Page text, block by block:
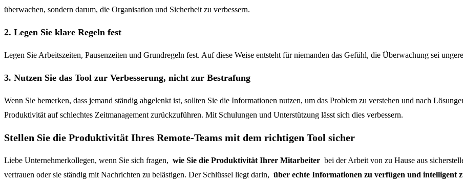
überwachen, sondern darum, die Organisation und Sicherheit zu verbessern.
2. Legen Sie klare Regeln fest
Legen Sie Arbeitszeiten, Pausenzeiten und Grundregeln fest. Auf diese Weise entsteht für niemanden das Gefühl, die Überwachung sei
3. Nutzen Sie das Tool zur Verbesserung, nicht zur Bestrafung
Wenn Sie bemerken, dass jemand ständig abgelenkt ist, sollten Sie die Informationen nutzen, um das Problem zu verstehen und nach
Produktivität auf schlechtes Zeitmanagement zurückzuführen. Mit Schulungen und Unterstützung lässt sich dies verbessern.
Stellen Sie die Produktivität Ihres Remote-Teams mit dem richtigen Tool sicher
Liebe Unternehmerkollegen, wenn Sie sich fragen, wie Sie die Produktivität Ihrer Mitarbeiter bei der Arbeit von zu Hause aus
vertrauen oder sie ständig mit Nachrichten zu belästigen. Der Schlüssel liegt darin, über echte Informationen zu verfügen und intelligent